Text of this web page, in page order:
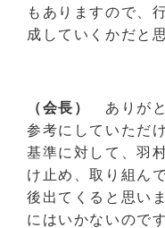
もありますので、
成していくかだと
（会長）
ありが
参考にしていただ
基準に対して、羽
け止め、取り組ん
後出てくると思い
にはいかないので